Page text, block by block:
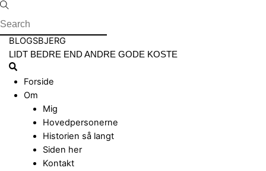
Skip
to
content
Menu
BLOGSBJERG
LIDT BEDRE END ANDRE GODE KOSTE
Search
Forside
Om
Mig
Hovedpersonerne
Historien så langt
Siden her
Kontakt